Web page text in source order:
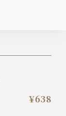
¥638